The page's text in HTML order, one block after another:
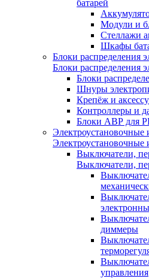
батарей
Модули и
Стеллажи
Шкафы
Блоки распределения
Блоки распределения
Блоки
Шнуры
Крепёж и
Контроллеры и
Блоки АВР для
Электроустановочные
Электроустановочные
Выключатели,
Выключатели,
диммеры
управления